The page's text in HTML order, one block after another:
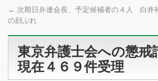
← 次期日弁連会長、予定候補者の４人
の顔ぶれ
白井
東京弁護士会への懲戒
現在４６９件受理